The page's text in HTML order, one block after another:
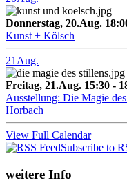
Donnerstag, 20.Aug.
Kunst + Kölsch
21 Aug.
Freitag, 21.Aug. 15:30 -
Ausstellung: Die Magie
Horbach
View Full Calendar
Subscribe to
weitere Info